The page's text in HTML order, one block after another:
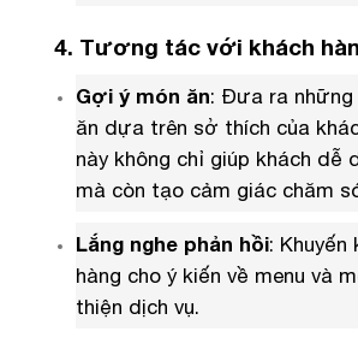
4. Tương tác với khách
Gợi ý món ăn: Đưa ra những
ăn dựa trên sở thích của
này không chỉ giúp khách dễ
mà còn tạo cảm giác chăm
Lắng nghe phản hồi: Khuyến
hàng cho ý kiến về menu và
thiện dịch vụ.